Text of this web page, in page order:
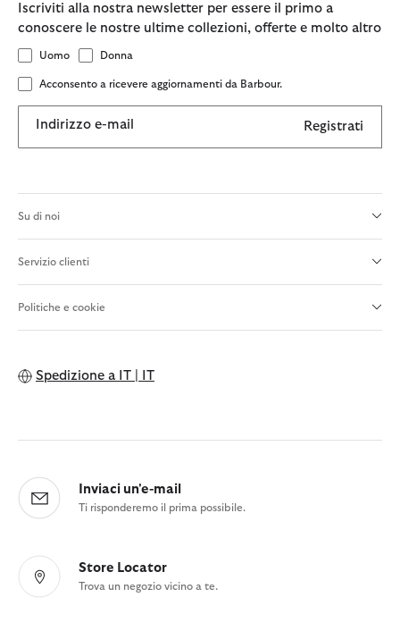
Iscriviti alla nostra newsletter per essere il primo a
conoscere le nostre ultime collezioni, offerte e molto altro
Uomo Donna
Acconsento a ricevere aggiornamenti da Barbour.
Indirizzo e-mail Registrati
Su di noi
Servizio clienti
Politiche e cookie
Spedizione a IT | IT
Inviaci un'e-mail
Ti risponderemo il prima possibile.
Store Locator
Trova un negozio vicino a te.